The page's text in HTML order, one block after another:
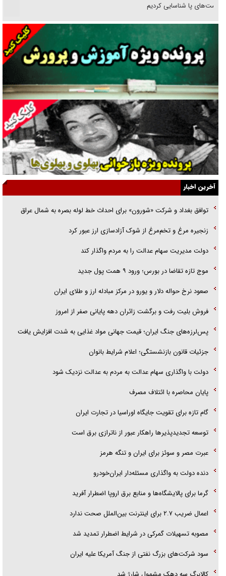
انگشت‌های پا شناسایی کردیم
نسلی که آنلاین الگو می‌گیرد
گفت‌وگو با آیت‌الله جاودان/ جفای مخالفان مکانت معنوی رهبر شهید را
ارتقا می‌داد
راننده مست به قانون می‌خندد
همه آقای دوربینی شده‌ایم!
قصه ناتمام سرویس مدارس
آیا مقاومت فلسطین خلع‌سلاح می‌شود؟
الگوی وحدت‌آفرین در ادراک سیاست خارجی
گفتگوی دکتر اخوان مدیرمسئول روزنامه جوان با برنامه تلویزیونی «نبرد
هرمز»
امام حسین (ع) کشته سیرت‌های عصر جاهلی شد
آخرین اخبار
توافق بغداد و شرکت «شورون» برای احداث خط لوله بصره به شمال عراق
زنجیره مرغ و تخم‌مرغ از شوک آزادسازی ارز عبور کرد
دولت مدیریت سهام عدالت را به مردم واگذار کند
موج تازه تقاضا در بورس؛ ورود ۹ همت پول جدید
صعود نرخ حواله دلار و یورو در مرکز مبادله ارز و طلای ایران
فروش بلیت رفت و برگشت زائران دهه پایانی صفر از امروز
پس‌لرزه‌های جنگ ایران؛ قیمت جهانی مواد غذایی به شدت افزایش یافت
جزئیات قانون بازنشستگی؛ اعلام شرایط بانوان
دولت با واگذاری سهام عدالت به مردم به عدالت نزدیک شود
پایان محاصره با ائتلاف مصرف
گام تازه برای تقویت جایگاه اوراسیا در تجارت ایران
توسعه تجدیدپذیر‌ها راهکار عبور از ناترازی برق است
عبرت مصر و سوئز برای ایران و تنگه هرمز
دنده دولت به واگذاری مسئله‌دار ایران‌خودرو
گرما برای پالایشگاه‌ها و منابع برق اروپا اضطرار آفرید
اعمال ضریب ۲.۷ برای اینترنت بین‌الملل صحت ندارد
مصوبه تسهیلات گمرکی در شرایط اضطرار تمدید شد
سود شرکت‌های بزرگ نفتی از جنگ آمریکا علیه ایران